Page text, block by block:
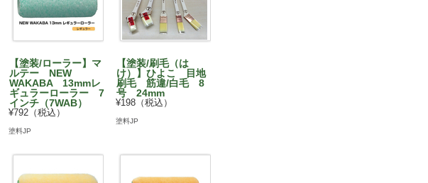
【塗装/ローラー】マ
ルテー NEW
WAKABA 13mmレ
ギュラーローラー 7
インチ（7WAB）
¥792（税込）
塗料JP
【塗装/刷毛（は
け）】ひよこ 目地
刷毛 筋違/白毛 8
号 24mm
¥198（税込）
塗料JP